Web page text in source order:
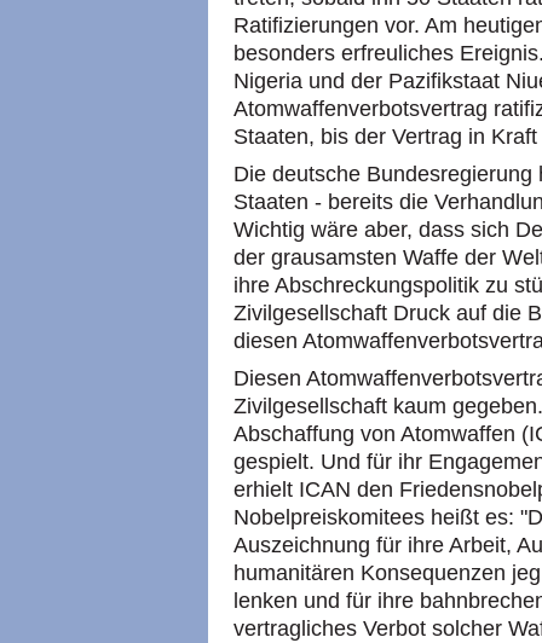
Ratifizierungen vor. Am
besonders erfreuliches
Nigeria und der Pazifikstaat
Atomwaffenverbotsvertrag
Staaten, bis der Vertrag in
Die deutsche
Staaten - bereits die
Wichtig wäre aber, dass sich
der grausamsten Waffe der
ihre Abschreckungspolitik zu
Zivilgesellschaft Druck auf die
diesen
Diesen
Zivilgesellschaft kaum
Abschaffung von Atomwaffen
gespielt. Und für ihr
erhielt ICAN den
Nobelpreiskomitees heißt es:
Auszeichnung für ihre Arbeit,
humanitären Konsequenzen
lenken und für ihre
vertragliches Verbot solcher